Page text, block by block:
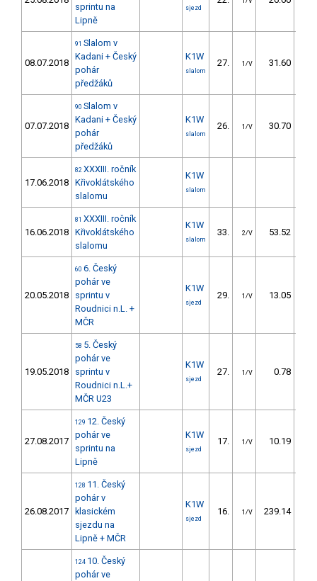
sprintu na
Lipně
sjezd
08.07.2018
91 Slalom v
Kadani + Český
pohár
předžáků
K1W
slalom
27. 1/V 31.60
07.07.2018
90 Slalom v
Kadani + Český
pohár
předžáků
K1W
slalom
26. 1/V 30.70
17.06.2018
82 XXXIII. ročník
Křivoklátského
slalomu
K1W
slalom
16.06.2018
81 XXXIII. ročník
Křivoklátského
slalomu
K1W
slalom
33. 2/V 53.52
20.05.2018
60 6. Český
pohár ve
sprintu v
Roudnici n.L. +
MČR
K1W
sjezd
29. 1/V 13.05
19.05.2018
58 5. Český
pohár ve
sprintu v
Roudnici n.L.+
MČR U23
K1W
sjezd
27. 1/V 0.78
27.08.2017
129 12. Český
pohár ve
sprintu na
Lipně
K1W
sjezd
17. 1/V 10.19
26.08.2017
128 11. Český
pohár v
klasickém
sjezdu na
Lipně + MČR
K1W
sjezd
16. 1/V 239.14
124 10. Český
pohár ve